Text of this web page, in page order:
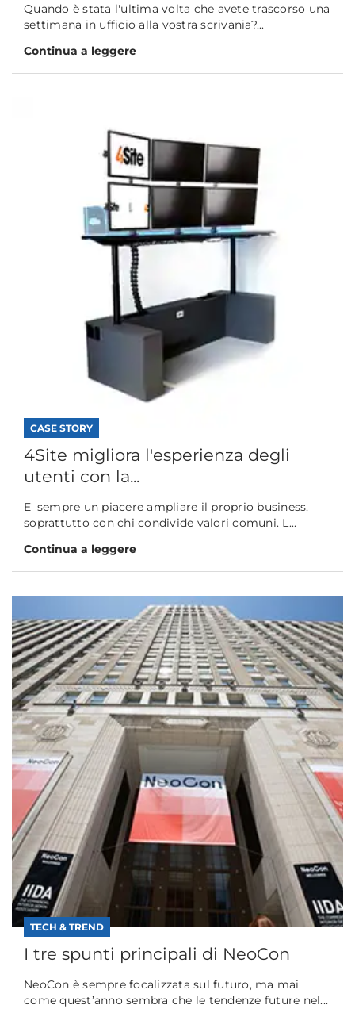
Quando è stata l'ultima volta che avete trascorso una
settimana in ufficio alla vostra scrivania?...
Continua a leggere
CASE STORY
4Site migliora l'esperienza degli
utenti con la...
E' sempre un piacere ampliare il proprio business,
soprattutto con chi condivide valori comuni. L...
Continua a leggere
TECH & TREND
I tre spunti principali di NeoCon
NeoCon è sempre focalizzata sul futuro, ma mai
come quest’anno sembra che le tendenze future nel...